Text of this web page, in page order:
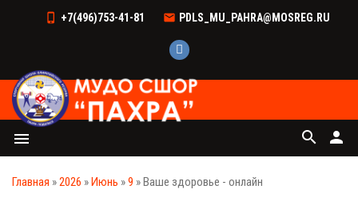
+7(496)753-41-81 PDLS_MU_PAHRA@MOSREG.RU
menu person
search
Главная »2026 »Июнь »9 » Ваше здоровье - онлайн